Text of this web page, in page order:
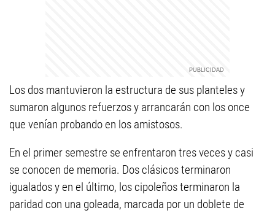
Los dos mantuvieron la estructura de sus planteles y
sumaron algunos refuerzos y arrancarán con los once
que venían probando en los amistosos.
En el primer semestre se enfrentaron tres veces y casi
se conocen de memoria. Dos clásicos terminaron
igualados y en el último, los cipoleños terminaron la
paridad con una goleada, marcada por un doblete de